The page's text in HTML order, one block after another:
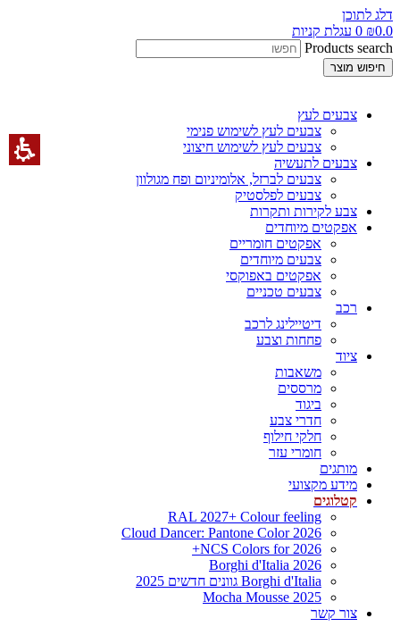
דלג לתוכן
₪0.0
0 עגלת קניות
Products search
חיפוש מוצר
צבעים לעץ
צבעים לעץ לשימוש פנימי
צבעים לעץ לשימוש חיצוני
צבעים לתעשיה
צבעים לברזל, אלומיניום ופח מגולוון
צבעים לפלסטיק
צבע לקירות ותקרות
אפקטים מיוחדים
אפקטים חומריים
צבעים מיוחדים
אפקטים באפוקסי
צבעים טכניים
רכב
דיטיילינג לרכב
פחחות וצבע
ציוד
משאבות
מרססים
ביגוד
חדרי צבע
חלקי חילוף
חומרי עזר
מותגים
מידע מקצועי
קטלוגים
RAL 2027+ Colour feeling
Cloud Dancer: Pantone Color 2026
NCS Colors for 2026+
Borghi d'Italia 2026
Borghi d'Italia גוונים חדשים 2025
Mocha Mousse 2025
צור קשר